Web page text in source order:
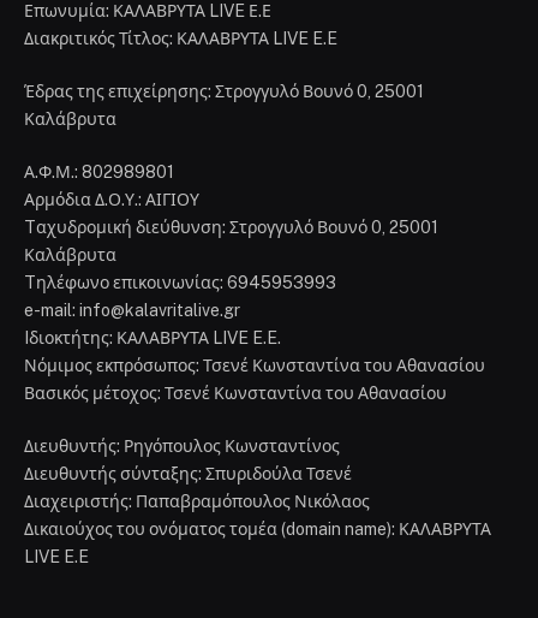
Επωνυμία: ΚΑΛΑΒΡΥΤΑ LIVE Ε.Ε
Διακριτικός Τίτλος: ΚΑΛΑΒΡΥΤΑ LIVE E.E
Έδρας της επιχείρησης: Στρογγυλό Βουνό 0, 25001
Καλάβρυτα
Α.Φ.Μ.: 802989801
Αρμόδια Δ.Ο.Υ.: ΑΙΓΙΟΥ
Tαχυδρομική διεύθυνση: Στρογγυλό Βουνό 0, 25001
Καλάβρυτα
Tηλέφωνο επικοινωνίας: 6945953993
e-mail: info@kalavritalive.gr
Iδιοκτήτης: ΚΑΛΑΒΡΥΤΑ LIVE E.E.
Νόμιμος εκπρόσωπος: Τσενέ Κωνσταντίνα του Αθανασίου
Βασικός μέτοχος: Τσενέ Κωνσταντίνα του Αθανασίου
Διευθυντής: Ρηγόπουλος Κωνσταντίνος
Διευθυντής σύνταξης: Σπυριδούλα Τσενέ
Διαχειριστής: Παπαβραμόπουλος Νικόλαος
Δικαιούχος του ονόματος τομέα (domain name): ΚΑΛΑΒΡΥΤΑ
LIVE E.E